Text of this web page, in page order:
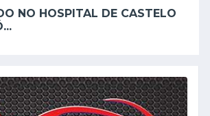
NO HOSPITAL DE CASTELO